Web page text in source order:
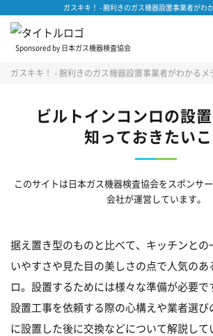
ガスキキ！ - 腕利きのガス機器設置事業者がわ
Sponsored by 日本ガス機器検査協会
ガスキキ！ - 腕利きのガス機器設置事業者がわかるメ
ビルトインコンロの設
知っておきたい
このサイトは日本ガス機器検査協会をスポンサ
会社が運営しています。
据え置き型のものと比べて、キッチンと
いやすさや見た目の美しさの点で人気の
ロ。設置するためには様々な準備が必要で
設置工事を依頼する際の心構えや業者選
に設置した後に交換などについて解説して